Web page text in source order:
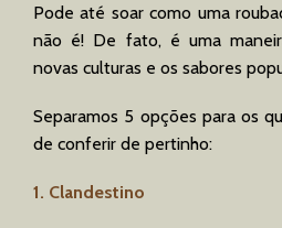
Pode até soar como uma
não é! De fato, é uma
novas culturas e os sabores
Separamos 5 opções para os
de conferir de pertinho:
1. Clandestino